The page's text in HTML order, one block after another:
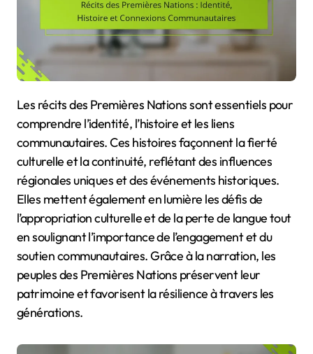
Les récits des Premières Nations sont essentiels pour
comprendre l’identité, l’histoire et les liens
communautaires. Ces histoires façonnent la fierté
culturelle et la continuité, reflétant des influences
régionales uniques et des événements historiques.
Elles mettent également en lumière les défis de
l’appropriation culturelle et de la perte de langue tout
en soulignant l’importance de l’engagement et du
soutien communautaires. Grâce à la narration, les
peuples des Premières Nations préservent leur
patrimoine et favorisent la résilience à travers les
générations.